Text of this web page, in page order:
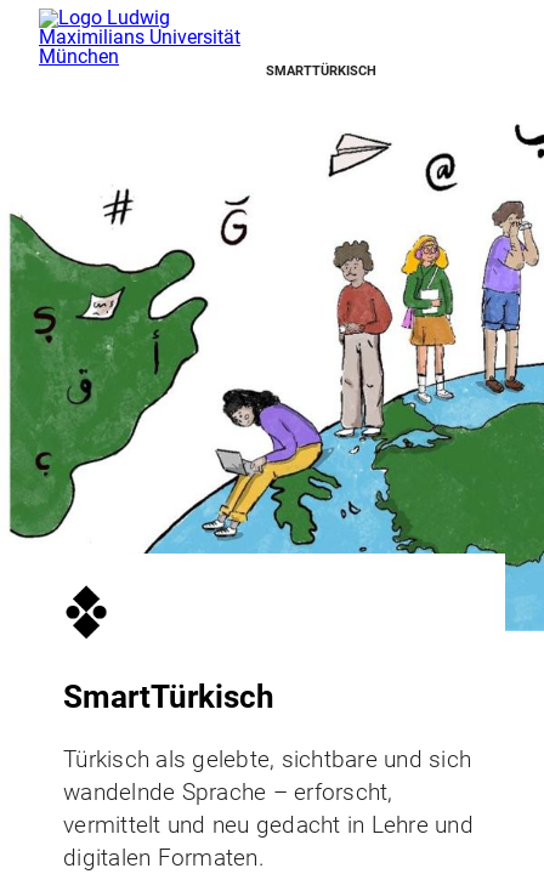
SMARTTÜRKISCH
SmartTürkisch
Türkisch als gelebte, sichtbare und sich
wandelnde Sprache – erforscht,
vermittelt und neu gedacht in Lehre und
digitalen Formaten.